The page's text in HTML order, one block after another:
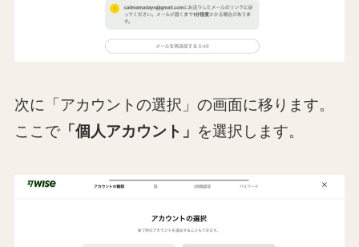
次に「アカウントの選択」の画面に移ります。
ここで「個人アカウント」 を選択します。